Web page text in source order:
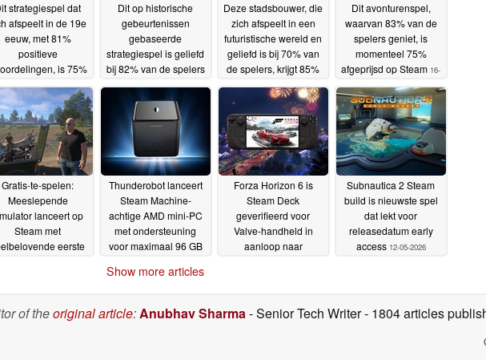
strategiespel dat
afspeelt in de 19e
eeuw, met 81%
positieve
is 75%
19-
05-2026
Dit op historische
gebeurtenissen
gebaseerde
strategiespel is geliefd
bij 82% van de spelers
Steam18-05-2026
Deze stadsbouwer, die
zich afspeelt in een
futuristische wereld en
geliefd is bij 70% van
de spelers, krijgt 85%
17-05-
2026
Dit avonturenspel,
waarvan 83% van de
spelers geniet, is
momenteel 75%
afgeprijsd op Steam 16-
05-2026
Gratis-te-spelen:
Meeslepende
lanceert op
Steam met
eerste
Thunderobot lanceert
Steam Machine-
achtige AMD mini-PC
met ondersteuning
voor maximaal 96 GB
Forza Horizon 6 is
Steam Deck
geverifieerd voor
Valve-handheld in
aanloop naar
Subnautica 2 Steam
build is nieuwste spel
dat lekt voor
releasedatum early
access 12-05-2026
Show more articles
of theoriginal article:Anubhav Sharma- Senior Tech Writer- 1804 articles